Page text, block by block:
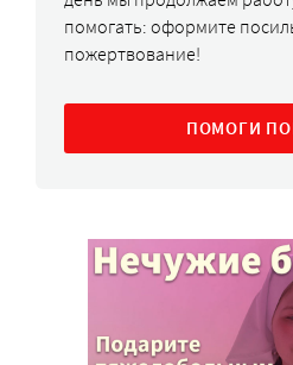
помогать: оформите
пожертвование!
ПОМОГИ